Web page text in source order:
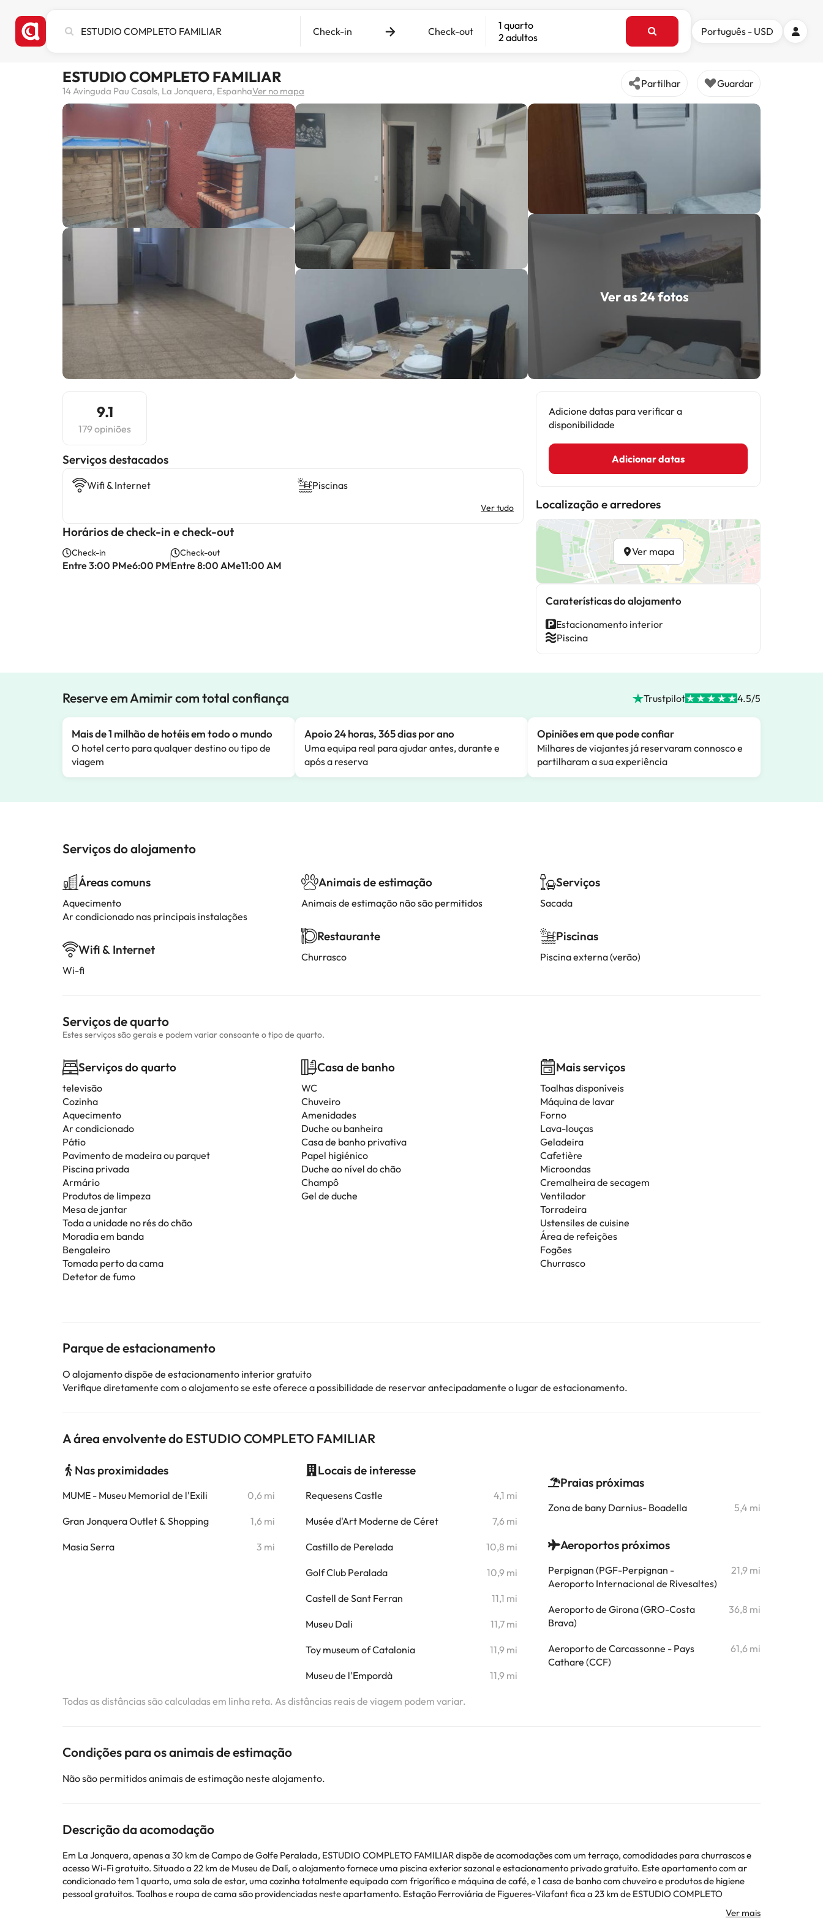
cidade,
destino
Check-in Check-out
1 quarto
2 adultos
Português - USD
ESTUDIO COMPLETO FAMILIAR
14 Avinguda Pau Casals, La Jonquera, EspanhaVer no mapa
Partilhar Guardar
Ver as 24 fotos
9.1
179 opiniões
Serviços destacados
Wifi & Internet Piscinas
Ver tudo
Horários de check-in e check-out
Check-in
Entre 3:00 PMe6:00 PM
Check-out
Entre 8:00 AMe11:00 AM
Adicione datas para verificar a
disponibilidade
Adicionar datas
Localização e arredores
Ver mapa
Caraterísticas do alojamento
Estacionamento interior
Piscina
Reserve em Amimir com total confiança Trustpilot 4.5/5
Mais de 1 milhão de hotéis em todo o mundo
O hotel certo para qualquer destino ou tipo de
viagem
Apoio 24 horas, 365 dias por ano
Uma equipa real para ajudar antes, durante e
após a reserva
Opiniões em que pode confiar
Milhares de viajantes já reservaram connosco e
partilharam a sua experiência
Serviços do alojamento
Áreas comuns
Aquecimento
Ar condicionado nas principais instalações
Wifi & Internet
Wi-fi
Animais de estimação
Animais de estimação não são permitidos
Restaurante
Churrasco
Serviços
Sacada
Piscinas
Piscina externa (verão)
Serviços de quarto
Estes serviços são gerais e podem variar consoante o tipo de quarto.
Serviços do quarto
televisão
Cozinha
Aquecimento
Ar condicionado
Pátio
Pavimento de madeira ou parquet
Piscina privada
Armário
Produtos de limpeza
Mesa de jantar
Toda a unidade no rés do chão
Moradia em banda
Bengaleiro
Tomada perto da cama
Detetor de fumo
Casa de banho
WC
Chuveiro
Amenidades
Duche ou banheira
Casa de banho privativa
Papel higiénico
Duche ao nível do chão
Champô
Gel de duche
Mais serviços
Toalhas disponíveis
Máquina de lavar
Forno
Lava-louças
Geladeira
Cafetière
Microondas
Cremalheira de secagem
Ventilador
Torradeira
Ustensiles de cuisine
Área de refeições
Fogões
Churrasco
Parque de estacionamento
O alojamento dispõe de estacionamento interior gratuito
Verifique diretamente com o alojamento se este oferece a possibilidade de reservar antecipadamente o lugar de estacionamento.
A área envolvente do ESTUDIO COMPLETO FAMILIAR
Nas proximidades
MUME - Museu Memorial de l'Exili 0,6 mi
Gran Jonquera Outlet & Shopping 1,6 mi
Masia Serra 3 mi
Locais de interesse
Requesens Castle 4,1 mi
Musée d'Art Moderne de Céret 7,6 mi
Castillo de Perelada 10,8 mi
Golf Club Peralada 10,9 mi
Castell de Sant Ferran 11,1 mi
Museu Dali 11,7 mi
Toy museum of Catalonia 11,9 mi
Museu de l'Empordà 11,9 mi
Praias próximas
Zona de bany Darnius- Boadella 5,4 mi
Aeroportos próximos
Perpignan (PGF-Perpignan -
Aeroporto Internacional de Rivesaltes)
21,9 mi
Aeroporto de Girona (GRO-Costa
Brava)
36,8 mi
Aeroporto de Carcassonne - Pays
Cathare (CCF)
61,6 mi
Todas as distâncias são calculadas em linha reta. As distâncias reais de viagem podem variar.
Condições para os animais de estimação
Não são permitidos animais de estimação neste alojamento.
Descrição da acomodação
Em La Jonquera, apenas a 30 km de Campo de Golfe Peralada, ESTUDIO COMPLETO FAMILIAR dispõe de acomodações com um terraço, comodidades para churrascos e
acesso Wi-Fi gratuito. Situado a 22 km de Museu de Dalí, o alojamento fornece uma piscina exterior sazonal e estacionamento privado gratuito. Este apartamento com ar
condicionado tem 1 quarto, uma sala de estar, uma cozinha totalmente equipada com frigorífico e máquina de café, e 1 casa de banho com chuveiro e produtos de higiene
pessoal gratuitos. Toalhas e roupa de cama são providenciadas neste apartamento. Estação Ferroviária de Figueres-Vilafant fica a 23 km de ESTUDIO COMPLETO
FAMILIAR, enquanto Collioure Royal Castle fica a 37 km de distância. O aeroporto mais próximo é o Aeroporto de Perpignan – Rivesaltes, que fica a 39 km de ESTUDIO